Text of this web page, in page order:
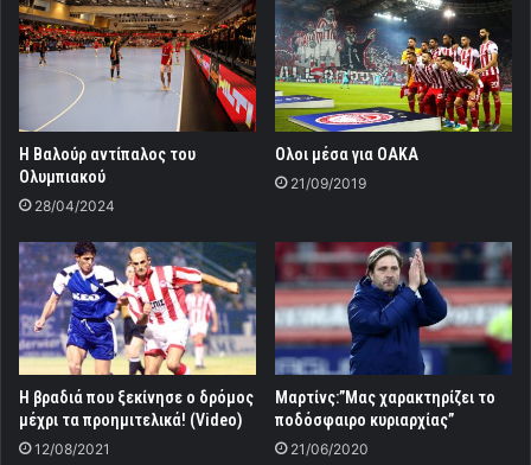
Η Βαλούρ αντίπαλος του
Ολυμπιακού
28/04/2024
Oλοι μέσα για ΟΑΚΑ
21/09/2019
Η βραδιά που ξεκίνησε ο δρόμος
μέχρι τα προημιτελικά! (Video)
12/08/2021
Mαρτίνς:”Μας χαρακτηρίζει το
ποδόσφαιρο κυριαρχίας”
21/06/2020